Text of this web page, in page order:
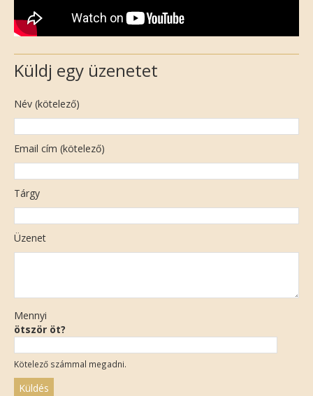
Küldj egy üzenetet
Név (kötelező)
Email cím (kötelező)
Tárgy
Üzenet
Mennyi
ötször öt?
Kötelező számmal megadni.